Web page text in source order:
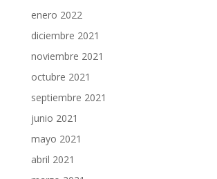
enero 2022
diciembre 2021
noviembre 2021
octubre 2021
septiembre 2021
junio 2021
mayo 2021
abril 2021